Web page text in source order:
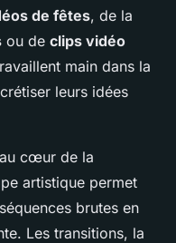
de fêtes, de la
ou de clips vidéo
main dans la
leurs idées
cœur de la
artistique permet
brutes en
Les transitions, la